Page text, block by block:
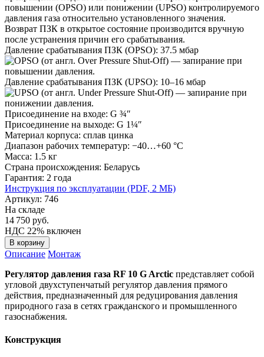
Давление срабатывания ПЗК (OPSO): 37.5 мбар
Давление срабатывания ПЗК (UPSO): 10–16 мбар
Присоединение на входе: G ¾″
Присоединение на выходе: G 1¼″
Материал корпуса: сплав цинка
Диапазон рабочих температур: −40…+60 °C
Масса: 1.5 кг
Страна происхождения: Беларусь
Гарантия: 2 года
Инструкция по эксплуатации (PDF, 2 MБ)
Артикул: 746
На складе
14 750 руб.
НДС 22% включен
В корзину
Описание Монтаж
Регулятор давления газа RF 10 G Arctic представляет собой
угловой двухступенчатый регулятор давления прямого
действия, предназначенный для редуцирования давления
природного газа в сетях гражданского и промышленного
газоснабжения.
Конструкция